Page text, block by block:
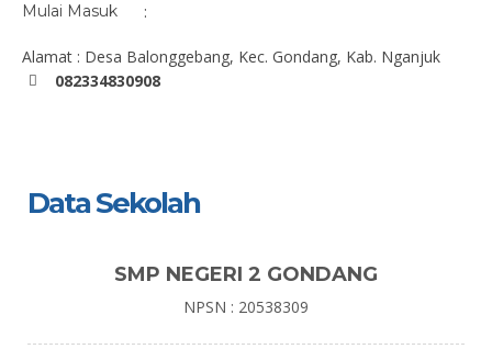
Mulai Masuk :
Alamat : Desa Balonggebang, Kec. Gondang, Kab. Nganjuk
082334830908
Data Sekolah
SMP NEGERI 2 GONDANG
NPSN : 20538309